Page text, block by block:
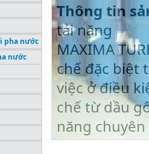
pha nước
nước
Thông tin
tải nặng
MAXIMA
chế đặc biệt
việc ở điều
chế từ dầu
năng